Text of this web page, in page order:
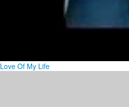
Love Of My Life